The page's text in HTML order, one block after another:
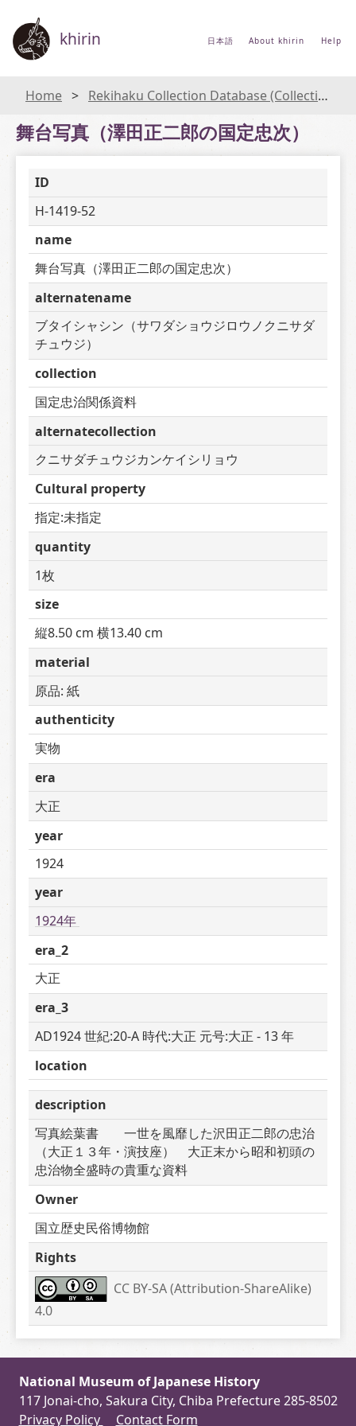
khirin 日本語 About khirin Help
Home Rekihaku Collection Database (Collections Database of the National Museum of Japanese History)
舞台写真（澤田正二郎の国定忠次）
ID
H-1419-52
name
舞台写真（澤田正二郎の国定忠次）
alternatename
ブタイシャシン（サワダショウジロウノクニサダ
チュウジ）
collection
国定忠治関係資料
alternatecollection
クニサダチュウジカンケイシリョウ
Cultural property
指定:未指定
quantity
1枚
size
縦8.50 cm 横13.40 cm
material
原品: 紙
authenticity
実物
era
大正
year
1924
year
1924年
era_2
大正
era_3
AD1924 世紀:20-A 時代:大正 元号:大正 - 13 年
location
description
写真絵葉書　　一世を風靡した沢田正二郎の忠治
（大正１３年・演技座）　大正末から昭和初頭の
忠治物全盛時の貴重な資料
Owner
国立歴史民俗博物館
Rights
CC BY-SA (Attribution-ShareAlike)
4.0
National Museum of Japanese History
117 Jonai-cho, Sakura City, Chiba Prefecture 285-8502
Privacy Policy
Contact Form